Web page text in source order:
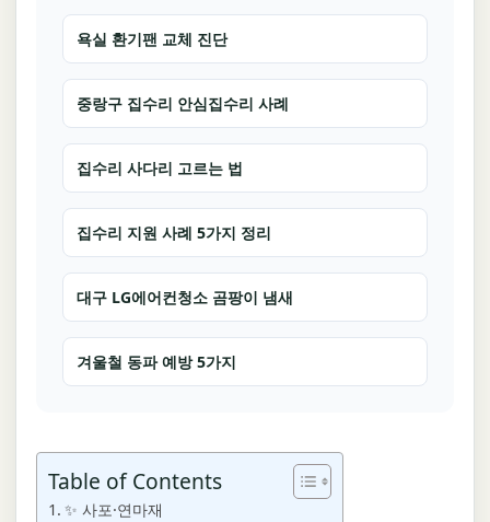
욕실 환기팬 교체 진단
중랑구 집수리 안심집수리 사례
집수리 사다리 고르는 법
집수리 지원 사례 5가지 정리
대구 LG에어컨청소 곰팡이 냄새
겨울철 동파 예방 5가지
Table of Contents
✨ 사포·연마재